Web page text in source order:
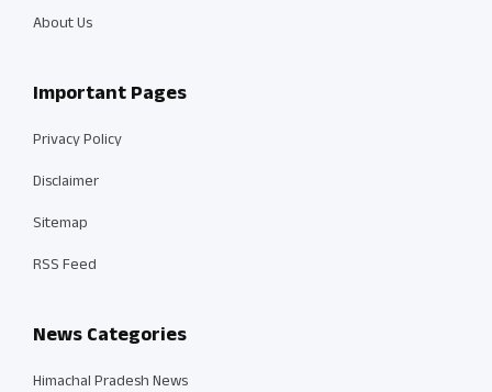
About Us
Important Pages
Privacy Policy
Disclaimer
Sitemap
RSS Feed
News Categories
Himachal Pradesh News